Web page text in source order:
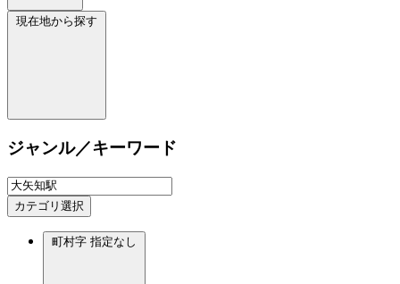
現在地から探す
ジャンル／キーワード
カテゴリ選択
町村字 指定なし